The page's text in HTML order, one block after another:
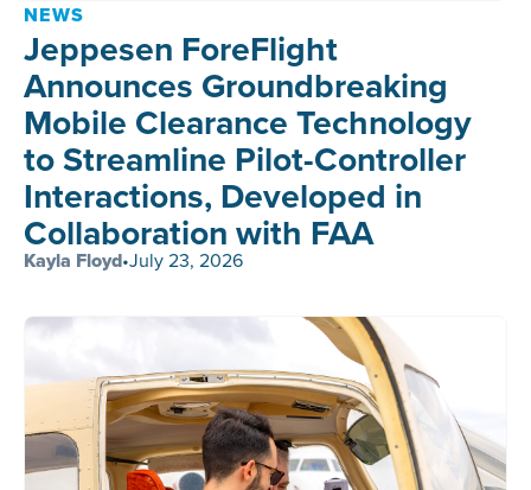
NEWS
Jeppesen ForeFlight
Announces Groundbreaking
Mobile Clearance Technology
to Streamline Pilot-Controller
Interactions, Developed in
Collaboration with FAA
Kayla Floyd•July 23, 2026